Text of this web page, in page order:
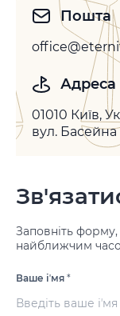
Пошта
Адреса
01010 Київ,
вул. Басейна
Заповніть
найближчим
Ваше іʼмя *